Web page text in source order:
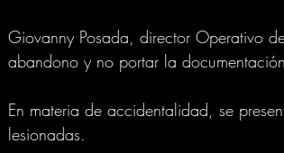
Giovanny Posada, director Operativo
abandono y no portar la
En materia de accidentalidad, se
lesionadas.